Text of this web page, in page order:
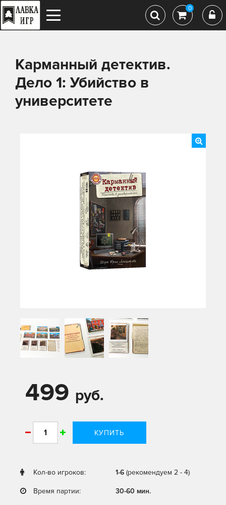
0
Карманный детектив.
Дело 1: Убийство в
университете
499 руб.
КУПИТЬ
Кол-во игроков: 1-6 (рекомендуем 2 - 4)
Время партии: 30-60 мин.